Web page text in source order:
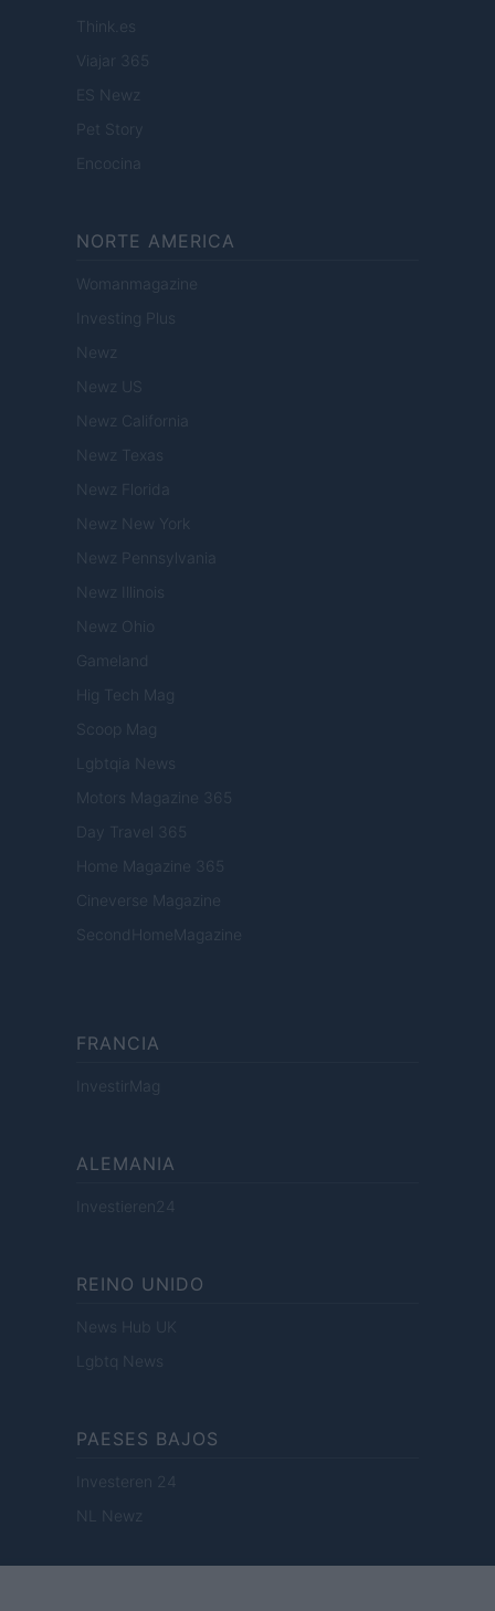
Think.es
Viajar 365
ES Newz
Pet Story
Encocina
NORTE AMERICA
Womanmagazine
Investing Plus
Newz
Newz US
Newz California
Newz Texas
Newz Florida
Newz New York
Newz Pennsylvania
Newz Illinois
Newz Ohio
Gameland
Hig Tech Mag
Scoop Mag
Lgbtqia News
Motors Magazine 365
Day Travel 365
Home Magazine 365
Cineverse Magazine
SecondHomeMagazine
FRANCIA
InvestirMag
ALEMANIA
Investieren24
REINO UNIDO
News Hub UK
Lgbtq News
PAESES BAJOS
Investeren 24
NL Newz